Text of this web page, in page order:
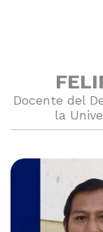
Docente del
la